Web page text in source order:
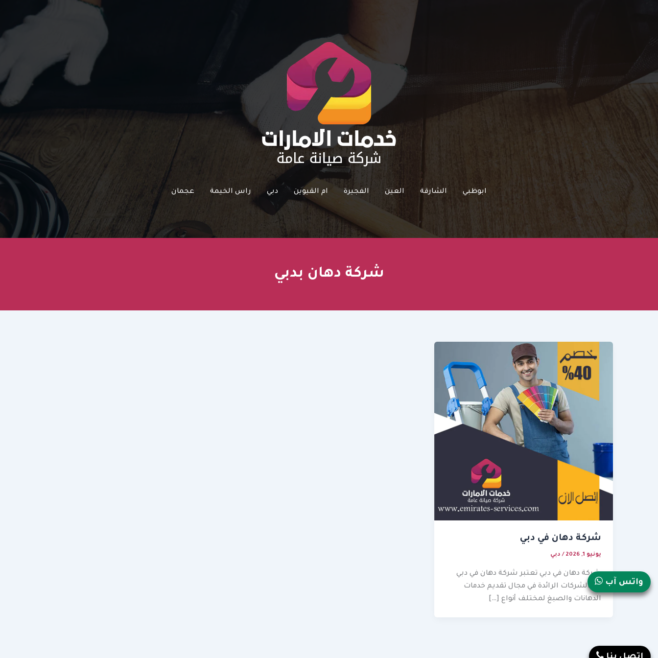
ابوظبي الشارقة العين الفجيرة ام القيوين دبي راس الخيمة عجمان
شركة دهان بدبي
شركة دهان في دبي
يونيو 1, 2026 / دبي
شركة دهان في دبي تعتبر شركة دهان في دبي
من الشركات الرائدة في مجال تقديم خدمات
الدهانات والصبغ لمختلف أنواع […]
واتس آب